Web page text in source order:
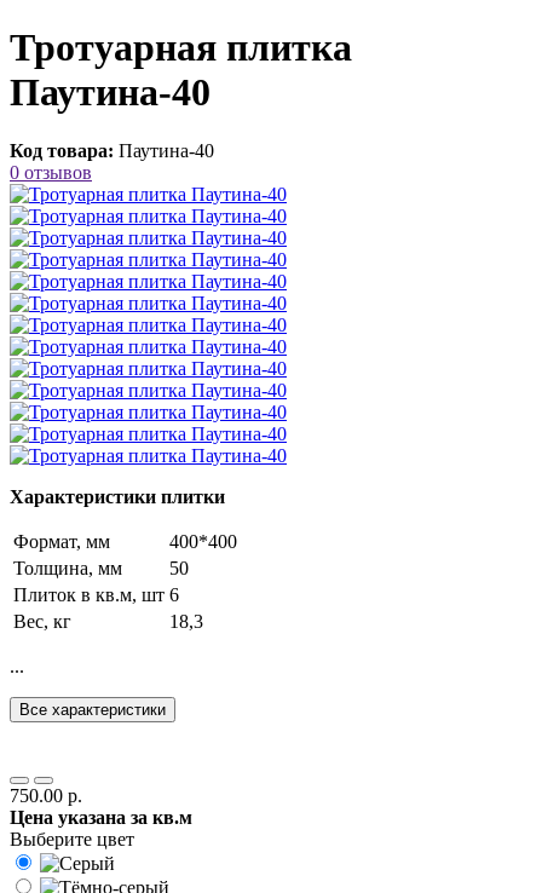
Тротуарная плитка
Паутина-40
Код товара: Паутина-40
0 отзывов
Характеристики плитки
Формат, мм
400*400
Толщина, мм
50
Плиток в кв.м, шт 6
Вес, кг
18,3
...
Все характеристики
750.00 р.
Цена указана за кв.м
Выберите цвет